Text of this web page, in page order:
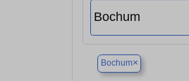
Bochum×